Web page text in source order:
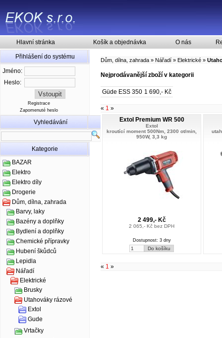
Hlavní stránka Košík a objednávka O nás
Přihlášení do systému
Jméno:
Heslo:
Registrace
Zapomenuté heslo
Vyhledávání
Kategorie
BAZAR
Elektro
Elektro díly
Drogerie
Dům, dílna, zahrada
Barvy, laky
Bazény a doplňky
Bydlení a doplňky
Chemické přípravky
Hubení škůdců
Lepidla
Nářadí
Elektrické
Brusky
Utahováky rázové
Extol
Gude
Vrtačky
Dům, dílna, zahrada » Nářadí » Elektrické »
Nejprodávanější zboží v kategorii
Güde ESS 350 1 690,- Kč
« 1 »
Extol Premium WR 500
Extol
kroutící moment 500Nm, 2300 ot/min,
950W, 3,3 kg
2 499,- Kč
2 065,- Kč bez DPH
Dostupnost: 3 dny
« 1 »